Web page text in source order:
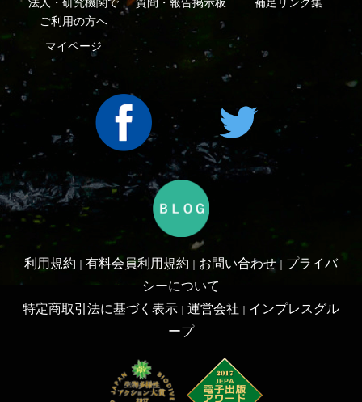
有料会員利用規約 お問い合わせ ｜プライバ
シーについて
特定商取引法に基づく表示
運営会社｜インプレスグル
ープ
Copyright ©2016 Yama-kei Publishers co.,Ltd.
An impress Group Company. All rights reserved.